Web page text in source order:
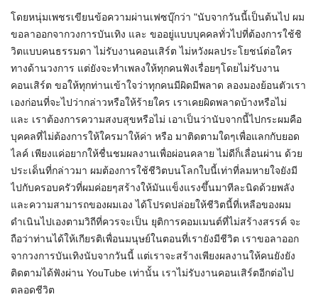
โดยหนุ่มเพชรเขียนข้อความผ่านเฟซบุ๊กว่า "นับจากวันนี้เป็นต้นไป ผม
ขอลาออกจากวงการบันเทิง และ ขออยู่แบบบุคคลทั่วไปที่ต้องการใช้ชิ
วิตแบบคนธรรมดา ไม่รับงานคอนเสิร์ต ไม่หวังผลประโยชน์ต่อใคร
ทางด้านวงการ แต่ยังจะทำเพลงให้ทุกคนฟังเรื่อยๆโดยไม่รับงาน
คอนเสิร์ต ขอให้ทุกท่านเข้าใจว่าทุกคนมีผิดมีพลาด ลองมองย้อนตัวเรา
เองก่อนที่จะไปว่ากล่าวหรือให้ร้ายใคร เราเคยผิดพลาดบ้างหรือไม่
และ เราต้องการความสงบสุขหรือไม่ เอาเป็นว่านับจากนี้ไปกระผมคือ
บุคคลที่ไม่ต้องการให้ใครมาให้ค่า หรือ มาติดตามใดๆเพื่อแลกกับยอด
ไลค์ เพียงแค่อยากให้ชื่นชมผลงานเพื่อผ่อนคลาย ไม่ดีก็เลื่อนผ่าน ด้วย
ประเด็นที่กล่าวมา ผมต้องการใช้ชีวิตบนโลกใบนี้เท่าที่ลมหายใจยังมี
ไปกับครอบครัวที่ผมค่อยๆสร้างให้มันแข็งแรงขึ้นมาทีละนิดด้วยพลัง
และความสามารถของผมเอง ได้โปรดปล่อยให้ชีวิตนี้ที่เหลือของผม
ดำเนินไปเองตามวิถีที่ควรจะเป็น ยุติการคอมเมนต์ที่ไม่สร้างสรรค์ จะ
ถือว่าท่านได้ให้เกียรติเพื่อนมนุษย์ในตอนที่เรายังมีชีวิต เราขอลาออก
จากวงการบันเทิงนับจากวันนี้ แต่เราจะสร้างเพียงผลงานให้คนยังยัง
ติดตามได้ฟังผ่าน YouTube เท่านั้น เราไม่รับงานคอนเสิร์ตอีกต่อไป
ตลอดชีวิต